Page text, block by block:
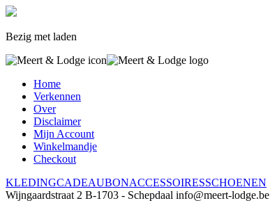
Bezig met laden
Home
Verkennen
Over
Disclaimer
Mijn Account
Winkelmandje
Checkout
KLEDINGCADEAUBONACCESSOIRESSCHOENEN
Wijngaardstraat 2 B-1703 - Schepdaal info@meert-lodge.be